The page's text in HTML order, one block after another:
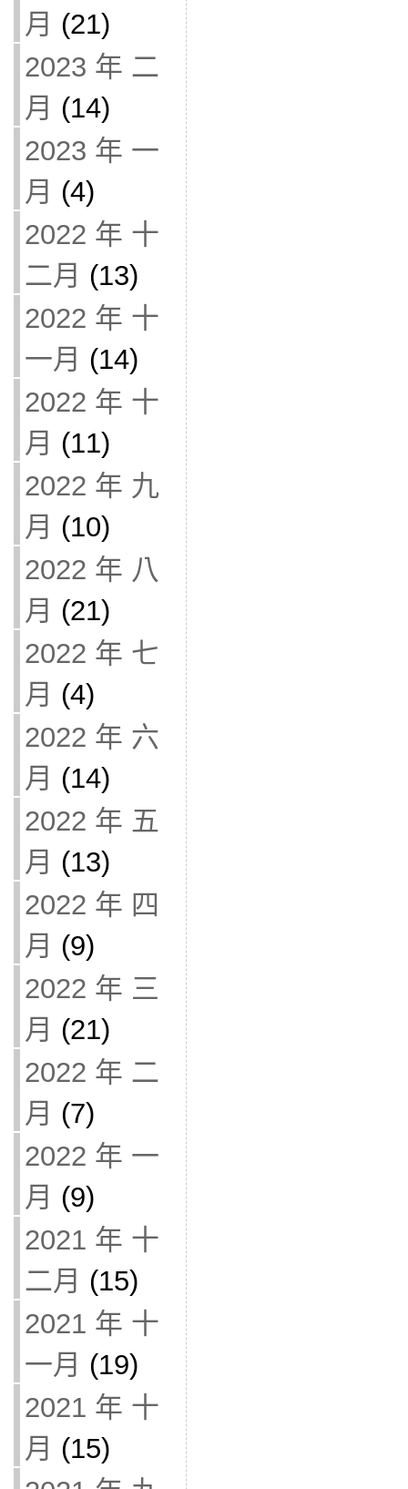
月 (21)
2023 年 二
月 (14)
2023 年 一
月 (4)
2022 年 十
二月 (13)
2022 年 十
一月 (14)
2022 年 十
月 (11)
2022 年 九
月 (10)
2022 年 八
月 (21)
2022 年 七
月 (4)
2022 年 六
月 (14)
2022 年 五
月 (13)
2022 年 四
月 (9)
2022 年 三
月 (21)
2022 年 二
月 (7)
2022 年 一
月 (9)
2021 年 十
二月 (15)
2021 年 十
一月 (19)
2021 年 十
月 (15)